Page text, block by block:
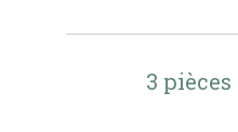
3 pièces